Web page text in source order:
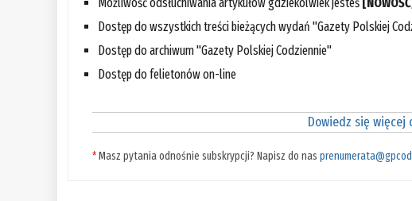
Możliwość odsłuchiwania artykułów gdziekolwiek jesteś [NOWOŚĆ]
Dostęp do wszystkich treści bieżących wydań "Gazety Polskiej
Dostęp do archiwum "Gazety Polskiej Codziennie"
Dostęp do felietonów on-line
Dowiedz się więcej
*Masz pytania odnośnie subskrypcji? Napisz do nas